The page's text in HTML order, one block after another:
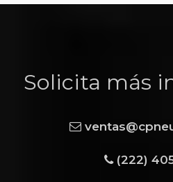
Solicita más
(222)